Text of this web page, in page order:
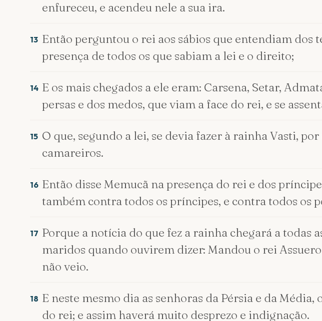
enfureceu, e acendeu nele a sua ira.
13 Então perguntou o rei aos sábios que entendiam dos
presença de todos os que sabiam a lei e o direito;
14 E os mais chegados a ele eram: Carsena, Setar,
persas e dos medos, que viam a face do rei, e se
15 O que, segundo a lei, se devia fazer à rainha Vasti,
camareiros.
16 Então disse Memucã na presença do rei e dos
também contra todos os príncipes, e contra todos os
17 Porque a notícia do que fez a rainha chegará a todas
maridos quando ouvirem dizer: Mandou o rei
não veio.
18 E neste mesmo dia as senhoras da Pérsia e da
do rei; e assim haverá muito desprezo e indignação.